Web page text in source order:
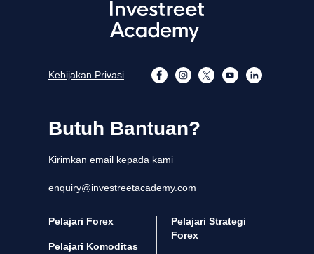
Kebijakan Privasi
Butuh Bantuan?
Kirimkan email kepada kami
enquiry@investreetacademy.com
Pelajari Forex
Pelajari Komoditas
Pelajari Strategi
Forex